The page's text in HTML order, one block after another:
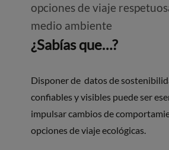
opciones de viaje
medio ambiente
¿Sabías que…?
Disponer de datos de
confiables y visibles puede ser
impulsar cambios de
opciones de viaje ecológicas.